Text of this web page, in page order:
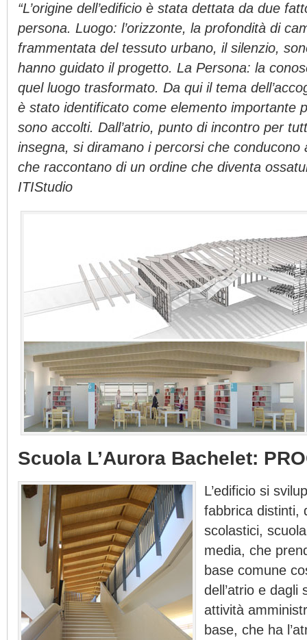
“L’origine dell’edificio è stata dettata da due
persona. Luogo: l’orizzonte, la profondità di
frammentata del tessuto urbano, il silenzio,
hanno guidato il progetto. La Persona: la
quel luogo trasformato. Da qui il tema
è stato identificato come elemento importante
sono accolti. Dall’atrio, punto di incontro per
insegna, si diramano i percorsi che conducono
che raccontano di un ordine che diventa
ITIStudio
Scuola L’Aurora Bachelet:
L’edificio si
fabbrica distinti,
scolastici,
media, che
base comune
dell’atrio e dagli
attività
base, che ha